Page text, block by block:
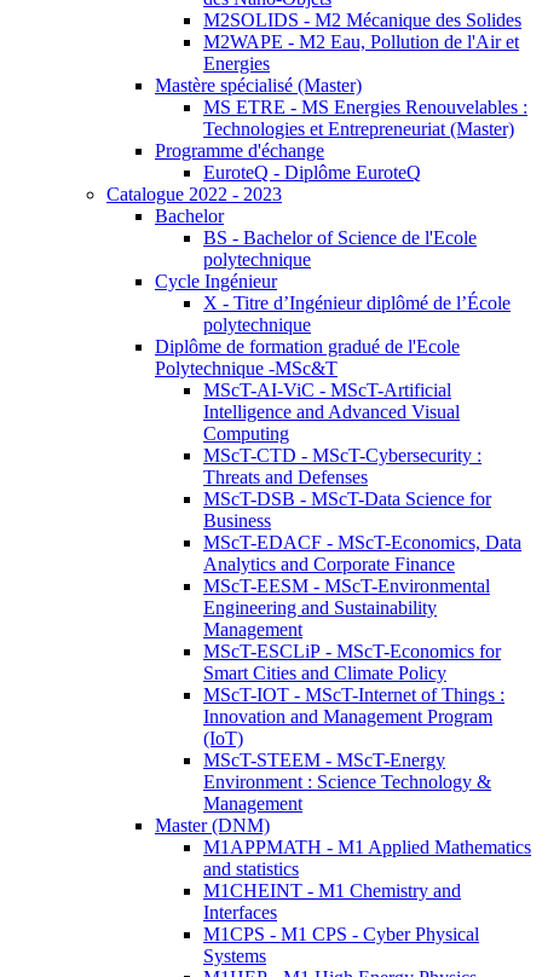
M2SOLIDS - M2 Mécanique des Solides
M2WAPE - M2 Eau, Pollution de l'Air et
Energies
Mastère spécialisé (Master)
MS ETRE - MS Energies Renouvelables :
Technologies et Entrepreneuriat (Master)
Programme d'échange
EuroteQ - Diplôme EuroteQ
Catalogue 2022 - 2023
Bachelor
BS - Bachelor of Science de l'Ecole
polytechnique
Cycle Ingénieur
X - Titre d’Ingénieur diplômé de l’École
polytechnique
Diplôme de formation gradué de l'Ecole
Polytechnique -MSc&T
MScT-AI-ViC - MScT-Artificial
Intelligence and Advanced Visual
Computing
MScT-CTD - MScT-Cybersecurity :
Threats and Defenses
MScT-DSB - MScT-Data Science for
Business
MScT-EDACF - MScT-Economics, Data
Analytics and Corporate Finance
MScT-EESM - MScT-Environmental
Engineering and Sustainability
Management
MScT-ESCLiP - MScT-Economics for
Smart Cities and Climate Policy
MScT-IOT - MScT-Internet of Things :
Innovation and Management Program
(IoT)
MScT-STEEM - MScT-Energy
Environment : Science Technology &
Management
Master (DNM)
M1APPMATH - M1 Applied Mathematics
and statistics
M1CHEINT - M1 Chemistry and
Interfaces
M1CPS - M1 CPS - Cyber Physical
Systems